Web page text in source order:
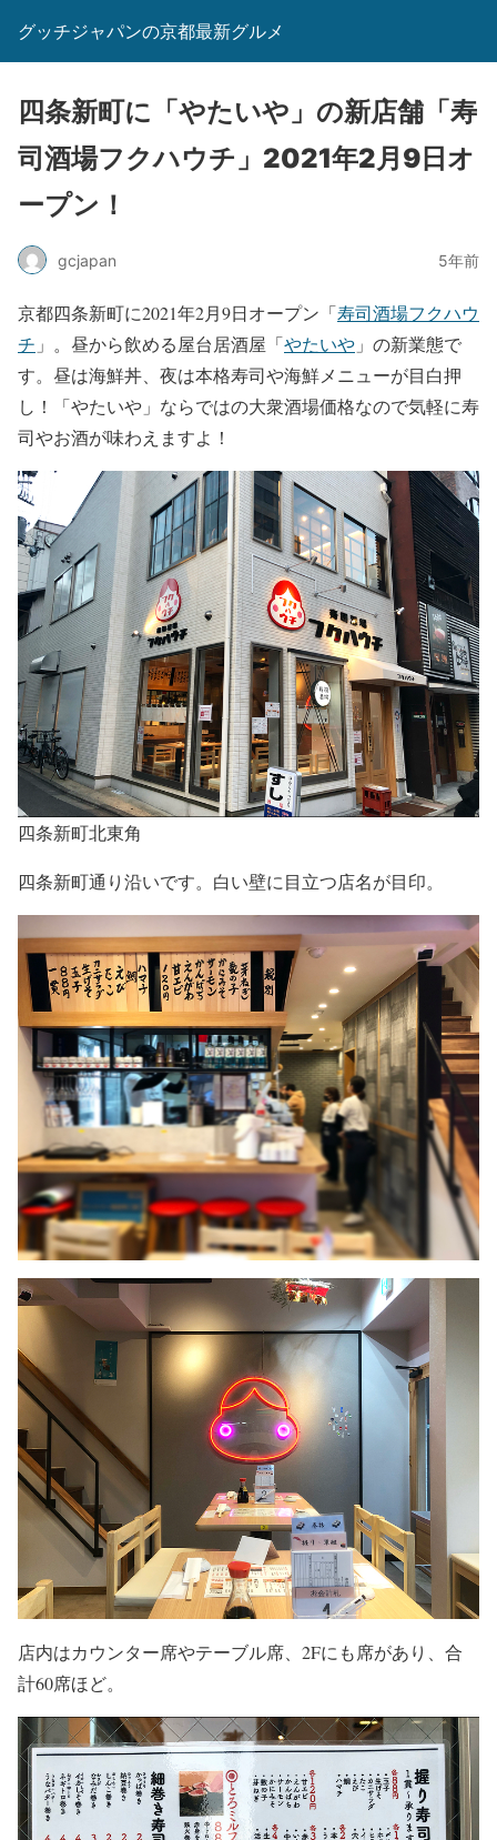
グッチジャパンの京都最新グルメ
四条新町に「やたいや」の新店舗「寿
司酒場フクハウチ」2021年2月9日オ
ープン！
gcjapan 5年前
京都四条新町に2021年2月9日オープン「寿司酒場フクハウ
チ 」。昼から飲める屋台居酒屋「やたいや 」の新業態で
す。昼は海鮮丼、夜は本格寿司や海鮮メニューが目白押
し！「やたいや」ならではの大衆酒場価格なので気軽に寿
司やお酒が味わえますよ！
四条新町北東角
四条新町通り沿いです。白い壁に目立つ店名が目印。
店内はカウンター席やテーブル席、2Fにも席があり、合
計60席ほど。